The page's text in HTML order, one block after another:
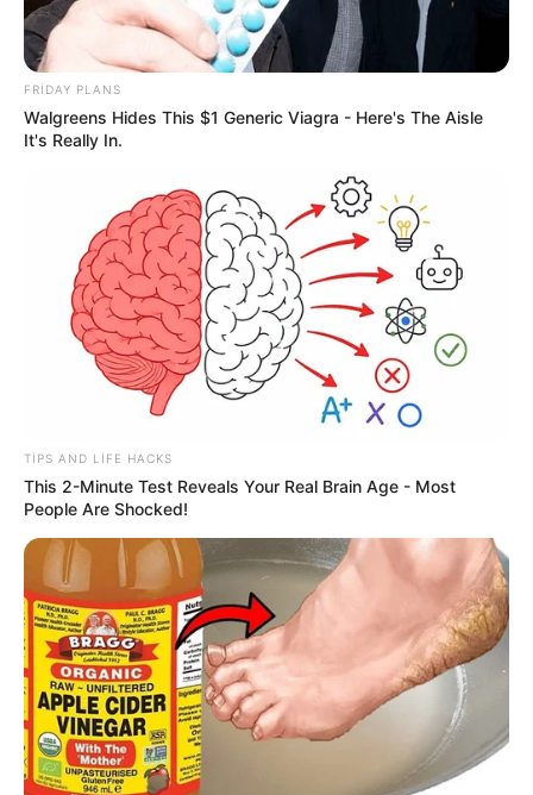
15:30 / 06 Avqust 2026
Azərbaycanda əhalinin yarısı artıq
çəkidənəziyyət çəkir
73 0
15:15 / 06 Avqust 2026 HÜQUQ
Attestasiyadan keçməmək işdən
çıxarılmaq demək deyil –
Vacib hüquqi
məqamlar
89 0
FRIDAY PLANS
Walgreens Hides This $1 Generic Viagra - Here's The Aisle
It's Really In.
TIPS AND LIFE HACKS
This 2-Minute Test Reveals Your Real Brain Age - Most
People Are Shocked!